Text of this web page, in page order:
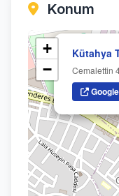
Konum
Kütahya
Cemalettin
+
−